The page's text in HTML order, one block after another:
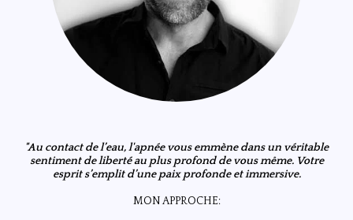
"Au contact de l’eau, l'apnée vous emmène dans un véritable
sentiment de liberté au plus profond de vous même. Votre
esprits’emplit d’une paix profonde et immersive.
MON APPROCHE: